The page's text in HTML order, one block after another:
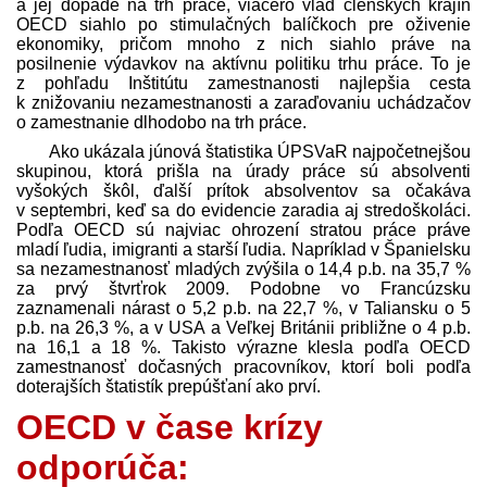
a jej dopade na trh práce, viacero vlád členských krajín
OECD siahlo po stimulačných balíčkoch pre oživenie
ekonomiky, pričom mnoho z nich siahlo práve na
posilnenie výdavkov na aktívnu politiku trhu práce. To je
z pohľadu Inštitútu zamestnanosti najlepšia cesta
k znižovaniu nezamestnanosti a zaraďovaniu uchádzačov
o zamestnanie dlhodobo na trh práce.
Ako ukázala júnová štatistika ÚPSVaR najpočetnejšou
skupinou, ktorá prišla na úrady práce sú absolventi
vyšokých škôl, ďalší prítok absolventov sa očakáva
v septembri, keď sa do evidencie zaradia aj stredoškoláci.
Podľa OECD sú najviac ohrození stratou práce práve
mladí ľudia, imigranti a starší ľudia. Napríklad v Španielsku
sa nezamestnanosť mladých zvýšila o 14,4 p.b. na 35,7 %
za prvý štvrťrok 2009. Podobne vo Francúzsku
zaznamenali nárast o 5,2 p.b. na 22,7 %, v Taliansku o 5
p.b. na 26,3 %, a v USA a Veľkej Británii približne o 4 p.b.
na 16,1 a 18 %. Takisto výrazne klesla podľa OECD
zamestnanosť dočasných pracovníkov, ktorí boli podľa
doterajších štatistík prepúšťaní ako prví.
OECD v čase krízy
odporúča: